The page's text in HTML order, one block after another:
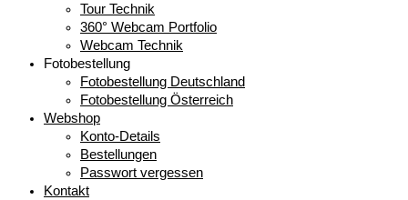
Tour Technik
360° Webcam Portfolio
Webcam Technik
Fotobestellung
Fotobestellung Deutschland
Fotobestellung Österreich
Webshop
Konto-Details
Bestellungen
Passwort vergessen
Kontakt